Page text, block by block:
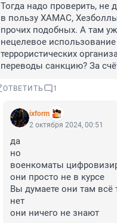
Тогда надо проверить,
в пользу ХАМАС,
прочих подобных. А там
нецелевое
террористических
переводы санкцию? За
ОТВЕТИТЬ 1
ixform
2 октября 2024, 00:51
да
но
военкоматы
они просто не в курсе
Вы думаете они там всё
нет
они ничего не знают